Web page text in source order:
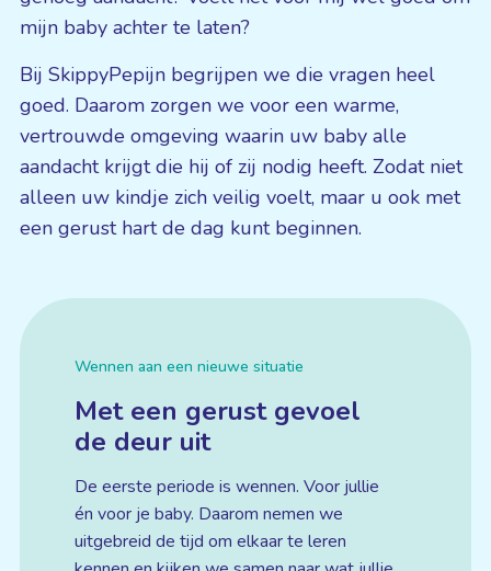
mijn baby achter te laten?
Bij SkippyPepijn begrijpen we die vragen heel
goed. Daarom zorgen we voor een warme,
vertrouwde omgeving waarin uw baby alle
aandacht krijgt die hij of zij nodig heeft. Zodat niet
alleen uw kindje zich veilig voelt, maar u ook met
een gerust hart de dag kunt beginnen.
Wennen aan een nieuwe situatie
Met een gerust gevoel
de deur uit
De eerste periode is wennen. Voor jullie
én voor je baby. Daarom nemen we
uitgebreid de tijd om elkaar te leren